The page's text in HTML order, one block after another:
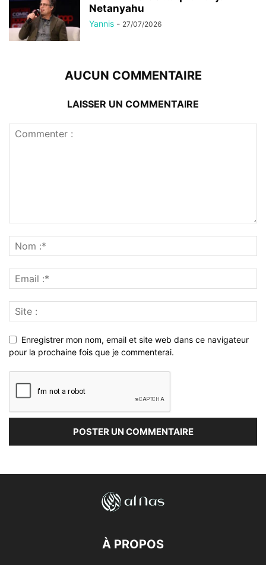
Netanyahu
Yannis - 27/07/2026
AUCUN COMMENTAIRE
LAISSER UN COMMENTAIRE
Enregistrer mon nom, email et site web dans ce navigateur
pour la prochaine fois que je commenterai.
À PROPOS